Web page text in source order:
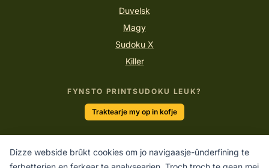
Dizze webside brûkt cookies om jo navigaasje-ûnderfining te
Duvelsk
Magy
Sudoku X
Killer
FYNSTO PRINTSUDOKU LEUK?
Traktearje my op in kofje
“De inkele manier om geweldich wurk te dwaan is om te